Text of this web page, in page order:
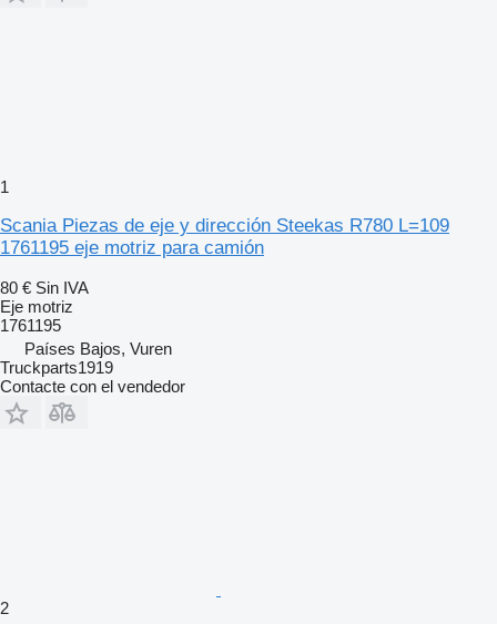
1
Scania Piezas de eje y dirección Steekas R780 L=109
1761195 eje motriz para camión
80 € Sin IVA
Eje motriz
1761195
Países Bajos, Vuren
Truckparts1919
Contacte con el vendedor
2